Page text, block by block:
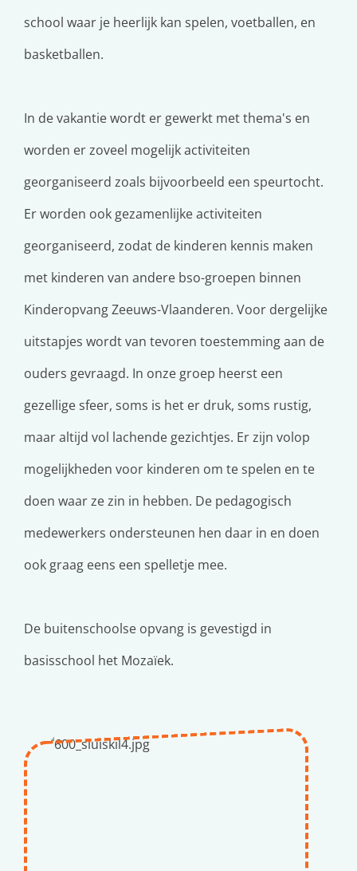
school waar je heerlijk kan spelen, voetballen, en
basketballen.
In de vakantie wordt er gewerkt met thema's en
worden er zoveel mogelijk activiteiten
georganiseerd zoals bijvoorbeeld een speurtocht.
Er worden ook gezamenlijke activiteiten
georganiseerd, zodat de kinderen kennis maken
met kinderen van andere bso-groepen binnen
Kinderopvang Zeeuws-Vlaanderen. Voor dergelijke
uitstapjes wordt van tevoren toestemming aan de
ouders gevraagd. In onze groep heerst een
gezellige sfeer, soms is het er druk, soms rustig,
maar altijd vol lachende gezichtjes. Er zijn volop
mogelijkheden voor kinderen om te spelen en te
doen waar ze zin in hebben. De pedagogisch
medewerkers ondersteunen hen daar in en doen
ook graag eens een spelletje mee.
De buitenschoolse opvang is gevestigd in
basisschool het Mozaïek.